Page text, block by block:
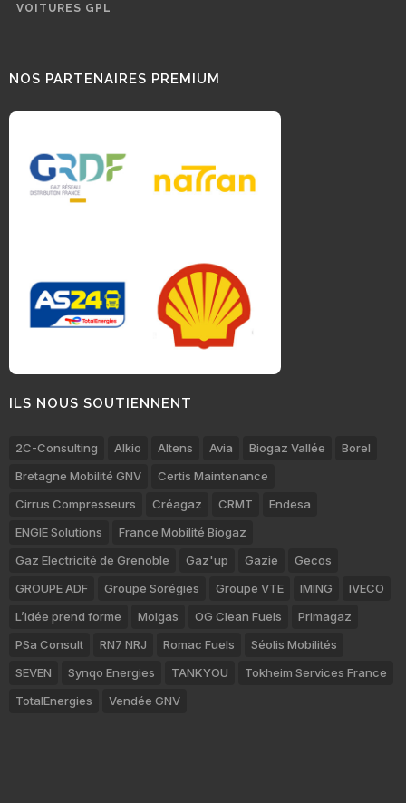
VOITURES GPL
NOS PARTENAIRES PREMIUM
ILS NOUS SOUTIENNENT
2C-Consulting Alkio Altens Avia Biogaz Vallée
Borel
Bretagne Mobilité GNV
Certis Maintenance
Cirrus Compresseurs
Créagaz CRMT
Endesa
ENGIE Solutions
France Mobilité Biogaz
Gaz Electricité de Grenoble
Gaz'up Gazie
Gecos
GROUPE ADF
Groupe Sorégies Groupe VTE IMING
IVECO
L’idée prend forme
Molgas OG Clean Fuels
Primagaz
PSa Consult
RN7 NRJ Romac Fuels
Séolis Mobilités
SEVEN
Synqo Energies TANKYOU
Tokheim Services France
TotalEnergies
Vendée GNV